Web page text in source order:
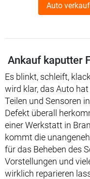
Auto
Ankauf kaputter
Es blinkt, schleift,
wird klar, das Auto
Teilen und Sensoren
Defekt überall
einer Werkstatt in
kommt die
für das Beheben des
Vorstellungen und
wirklich reparieren